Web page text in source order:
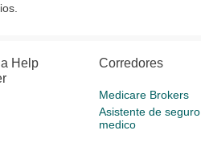
Help
Corredores
Medicare Brokers
Asistente de seguro
medico